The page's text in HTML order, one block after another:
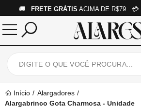
🚚 FRETE GRÁTIS ACIMA DE R$79 💳
Início
Alargadores
Alargabrinco Gota Charmosa - Unidade